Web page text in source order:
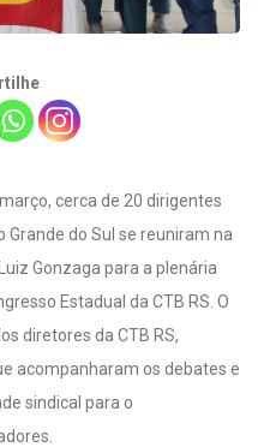
cerca de 20 dirigentes
Grande do Sul se reuniram na
Gonzaga para a plenária
Estadual da CTB RS. O
diretores da CTB RS,
acompanharam os debates e
sindical para o